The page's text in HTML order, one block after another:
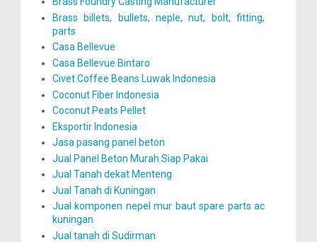
Brass billets, bullets, neple, nut, bolt, fitting,
parts
Casa Bellevue
Casa Bellevue Bintaro
Civet Coffee Beans Luwak Indonesia
Coconut Fiber Indonesia
Coconut Peats Pellet
Eksportir Indonesia
Jasa pasang panel beton
Jual Panel Beton Murah Siap Pakai
Jual Tanah dekat Menteng
Jual Tanah di Kuningan
Jual komponen nepel mur baut spare parts ac
kuningan
Jual tanah di Sudirman